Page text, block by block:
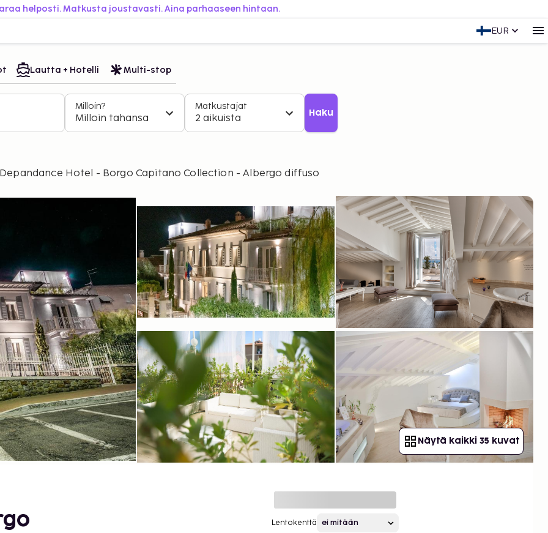
helposti. Matkusta joustavasti. Aina parhaaseen hintaan.
EUR
Lautta + Hotelli Multi-stop
Milloin?
Milloin tahansa
Matkustajat
2 aikuista Haku
Hotel - Borgo Capitano Collection - Albergo diffuso
Näytä kaikki 35 kuvat
Lentokenttä